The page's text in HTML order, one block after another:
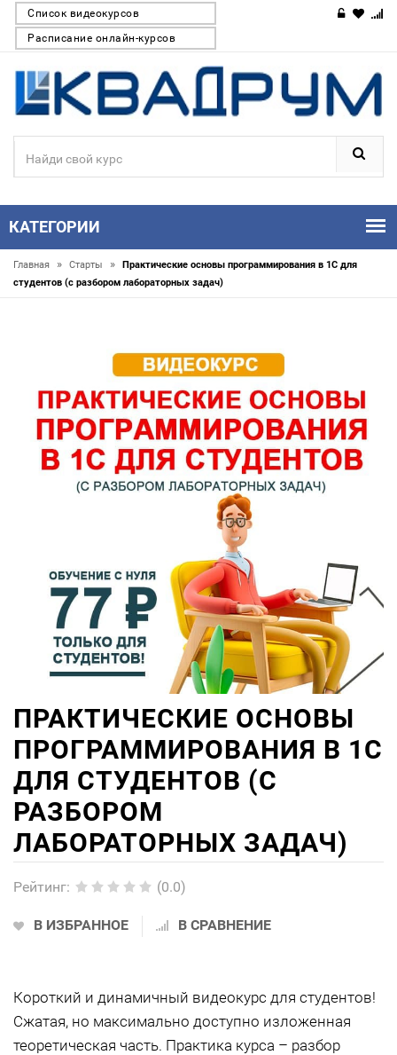
Список видеокурсов
Расписание онлайн-курсов
КАТЕГОРИИ
Главная » Старты »
Практические основы программирования в 1С для
студентов (с разбором лабораторных задач)
ПРАКТИЧЕСКИЕ ОСНОВЫ
ПРОГРАММИРОВАНИЯ В 1С
ДЛЯ СТУДЕНТОВ (С
РАЗБОРОМ
ЛАБОРАТОРНЫХ ЗАДАЧ)
Рейтинг: (0.0)
В ИЗБРАННОЕ В СРАВНЕНИЕ
Короткий и динамичный видеокурс для студентов!
Сжатая, но максимально доступно изложенная
теоретическая часть. Практика курса – разбор